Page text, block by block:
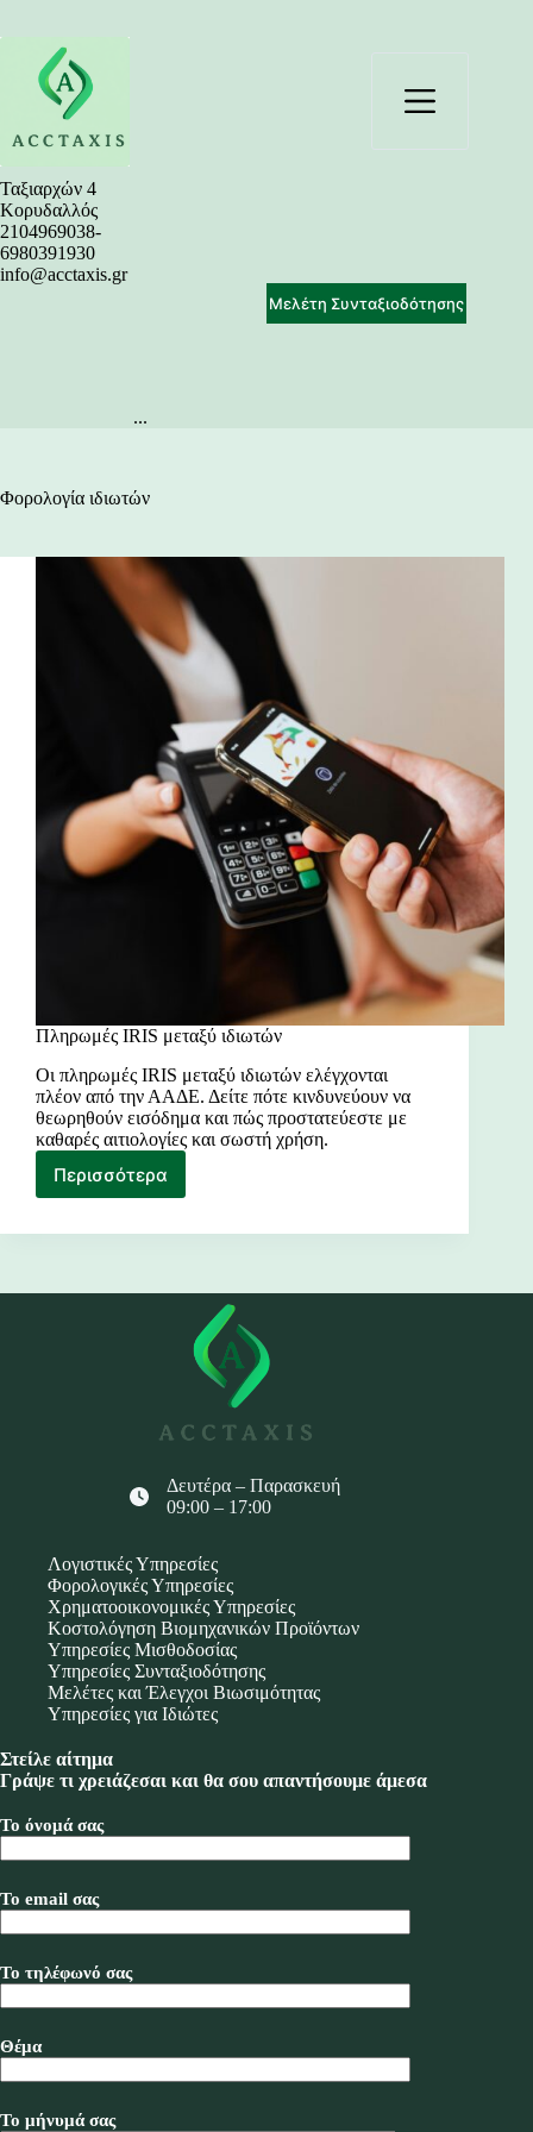
περιεχόμενο
Ταξιαρχών 4
Κορυδαλλός
2104969038-
6980391930
info@acctaxis.gr
...
Μελέτη Συνταξιοδότησης
Φορολογία ιδιωτών
Πληρωμές IRIS μεταξύ ιδιωτών
Οι πληρωμές IRIS μεταξύ ιδιωτών ελέγχονται
πλέον από την ΑΑΔΕ. Δείτε πότε κινδυνεύουν να
θεωρηθούν εισόδημα και πώς προστατεύεστε με
καθαρές αιτιολογίες και σωστή χρήση.
Περισσότερα
Πληρωμές
μεταξύ
Δευτέρα – Παρασκευή
09:00 – 17:00
Λογιστικές Υπηρεσίες
Φορολογικές Υπηρεσίες
Χρηματοοικονομικές Υπηρεσίες
Κοστολόγηση Βιομηχανικών Προϊόντων
Υπηρεσίες Μισθοδοσίας
Υπηρεσίες Συνταξιοδότησης
Μελέτες και Έλεγχοι Βιωσιμότητας
Υπηρεσίες για Ιδιώτες
Στείλε αίτημα
Γράψε τι χρειάζεσαι και θα σου απαντήσουμε άμεσα
Το όνομά σας
Το email σας
Το τηλέφωνό σας
Θέμα
Το μήνυμά σας